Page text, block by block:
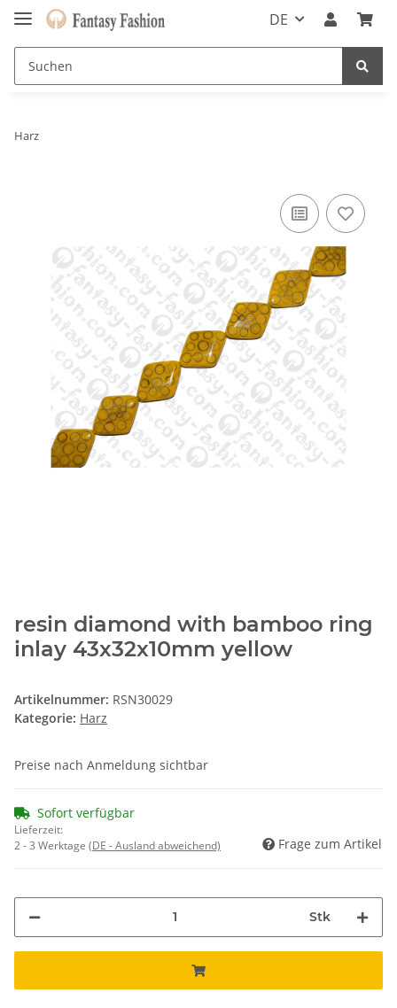
DE
Harz
resin diamond with bamboo ring
inlay 43x32x10mm yellow
Artikelnummer: RSN30029
Kategorie: Harz
Preise nach Anmeldung sichtbar
Sofort verfügbar
Lieferzeit:
2 - 3 Werktage (DE - Ausland abweichend) Frage zum Artikel
Stk